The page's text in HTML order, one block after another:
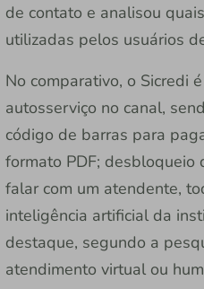
de contato e analisou
utilizadas pelos usuários
No comparativo, o Sicredi
autosserviço no canal,
código de barras para
formato PDF; desbloqueio
falar com um atendente,
inteligência artificial da
destaque, segundo a
atendimento virtual ou